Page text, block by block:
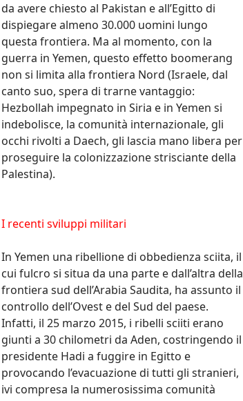
da avere chiesto al Pakistan e all’Egitto di
dispiegare almeno 30.000 uomini lungo
questa frontiera. Ma al momento, con la
guerra in Yemen, questo effetto boomerang
non si limita alla frontiera Nord (Israele, dal
canto suo, spera di trarne vantaggio:
Hezbollah impegnato in Siria e in Yemen si
indebolisce, la comunità internazionale, gli
occhi rivolti a Daech, gli lascia mano libera per
proseguire la colonizzazione strisciante della
Palestina).
I recenti sviluppi militari
In Yemen una ribellione di obbedienza sciita, il
cui fulcro si situa da una parte e dall’altra della
frontiera sud dell’Arabia Saudita, ha assunto il
controllo dell’Ovest e del Sud del paese.
Infatti, il 25 marzo 2015, i ribelli sciiti erano
giunti a 30 chilometri da Aden, costringendo il
presidente Hadi a fuggire in Egitto e
provocando l’evacuazione di tutti gli stranieri,
ivi compresa la numerosissima comunità